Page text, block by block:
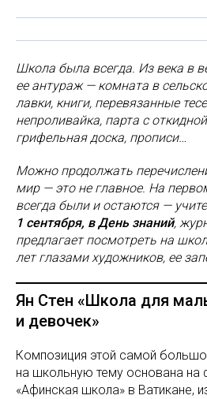
Школа была всегда. Из века в
ее антураж — комната в
лавки, книги, перевязанные
непроливайка, парта с
грифельная доска, прописи…
Можно продолжать
мир — это не главное. На
всегда были и остаются —
1 сентября, в День знаний,
предлагает посмотреть на
лет глазами художников, ее
Ян Стен «Школа для
и девочек»
Композиция этой самой
на школьную тему основана на
«Афинская школа» в Ватикане,